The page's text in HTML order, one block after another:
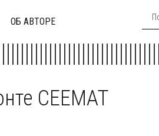
ОБ АВТОРЕ
CEEMAT